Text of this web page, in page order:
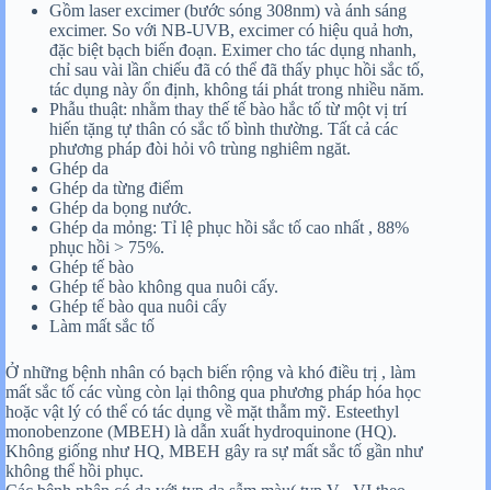
Gồm laser excimer (bước sóng 308nm) và ánh sáng
excimer. So với NB-UVB, excimer có hiệu quả hơn,
đặc biệt bạch biến đoạn. Eximer cho tác dụng nhanh,
chỉ sau vài lần chiếu đã có thể đã thấy phục hồi sắc tố,
tác dụng này ổn định, không tái phát trong nhiều năm.
Phẫu thuật: nhằm thay thế tế bào hắc tố từ một vị trí
hiến tặng tự thân có sắc tố bình thường. Tất cả các
phương pháp đòi hỏi vô trùng nghiêm ngăt.
Ghép da
Ghép da từng điểm
Ghép da bọng nước.
Ghép da mỏng: Tỉ lệ phục hồi sắc tố cao nhất , 88%
phục hồi > 75%.
Ghép tế bào
Ghép tế bào không qua nuôi cấy.
Ghép tế bào qua nuôi cấy
Làm mất sắc tố
Ở những bệnh nhân có bạch biến rộng và khó điều trị , làm
mất sắc tố các vùng còn lại thông qua phương pháp hóa học
hoặc vật lý có thể có tác dụng về mặt thẫm mỹ. Esteethyl
monobenzone (MBEH) là dẫn xuất hydroquinone (HQ).
Không giống như HQ, MBEH gây ra sự mất sắc tố gần như
không thể hồi phục.